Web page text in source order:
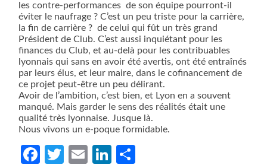
les contre-performances de son équipe pourront-il
éviter le naufrage ? C’est un peu triste pour la carrière,
la fin de carrière ? de celui qui fût un très grand
Président de Club. C’est aussi inquiétant pour les
finances du Club, et au-delà pour les contribuables
lyonnais qui sans en avoir été avertis, ont été entraînés
par leurs élus, et leur maire, dans le cofinancement de
ce projet peut-être un peu délirant.
Avoir de l’ambition, c’est bien, et Lyon en a souvent
manqué. Mais garder le sens des réalités était une
qualité très lyonnaise. Jusque là.
Nous vivons un e-poque formidable.
Facebook
Twitter
EmailLinkedIn